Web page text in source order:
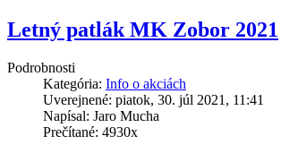
Letný patlák MK Zobor 2021
Podrobnosti
Kategória: Info o akciách
Uverejnené: piatok, 30. júl 2021, 11:41
Napísal: Jaro Mucha
Prečítané: 4930x